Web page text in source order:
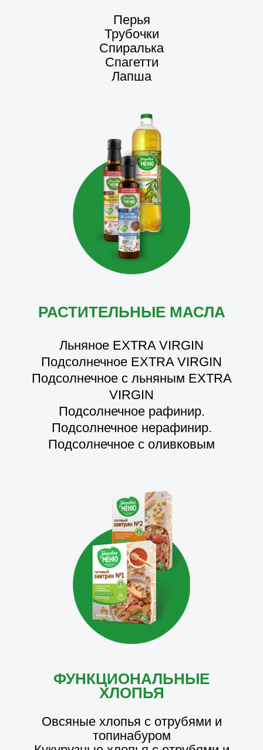
Перья
Трубочки
Спиралька
Спагетти
Лапша
РАСТИТЕЛЬНЫЕ МАСЛА
Льняное EXTRA VIRGIN
Подсолнечное EXTRA VIRGIN
Подсолнечное с льняным EXTRA
VIRGIN
Подсолнечное рафинир.
Подсолнечное нерафинир.
Подсолнечное с оливковым
ФУНКЦИОНАЛЬНЫЕ
ХЛОПЬЯ
Овсяные хлопья с отрубями и
топинабуром